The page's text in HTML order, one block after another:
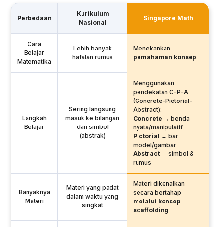
Perbedaan
Kurikulum
Nasional
Singapore Math
Cara
Belajar
Matematika
Lebih banyak
hafalan rumus
Menekankan
pemahaman konsep
Langkah
Belajar
Sering langsung
masuk ke bilangan
dan simbol
(abstrak)
Menggunakan
pendekatan C-P-A
(Concrete-Pictorial-
Abstract):
Concrete → benda
nyata/manipulatif
Pictorial → bar
model/gambar
Abstract → simbol &
rumus
Banyaknya
Materi
Materi yang padat
dalam waktu yang
singkat
Materi dikenalkan
secara bertahap
melalui konsep
scaffolding